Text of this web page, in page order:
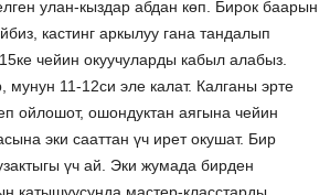
улан-кыздар абдан көп. Бирок баарын
кастинг аркылуу гана тандалып
чейин окуучуларды кабыл алабыз.
мунун 11-12си эле калат. Калганы эрте
ойлошот, ошондуктан аягына чейин
эки сааттан үч ирет окушат. Бир
үч ай. Эки жумада бирден